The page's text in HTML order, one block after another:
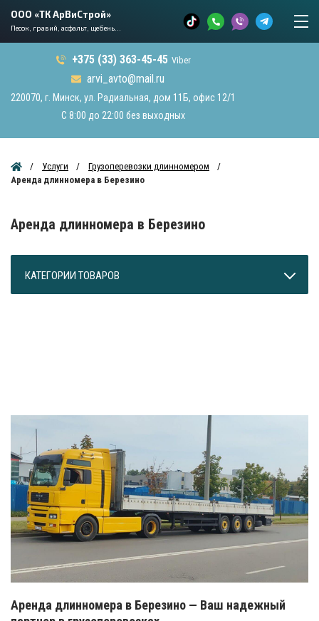
+375 (33) 363-45-45 Viber
arvi_avto@mail.ru
220070, г. Минск, ул. Радиальная, дом 11Б, офис 12/1
С 8:00 до 22:00 без выходных
ООО «ТК АрВиСтрой»
Песок, гравий, асфальт, щебень...
Услуги
Грузоперевозки длинномером
Аренда длинномера в Березино
Аренда длинномера в Березино
КАТЕГОРИИ ТОВАРОВ
Аренда длинномера в Березино — Ваш надежный